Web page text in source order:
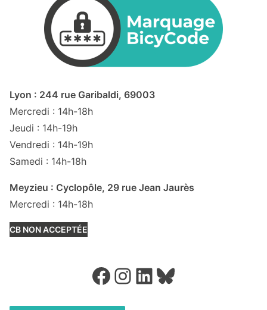
Lyon : 244 rue Garibaldi, 69003
Mercredi : 14h-18h
Jeudi : 14h-19h
Vendredi : 14h-19h
Samedi : 14h-18h
Meyzieu : Cyclopôle, 29 rue Jean Jaurès
Mercredi : 14h-18h
CB NON ACCEPTÉE
Facebook Instagram LinkedIn Bluesky